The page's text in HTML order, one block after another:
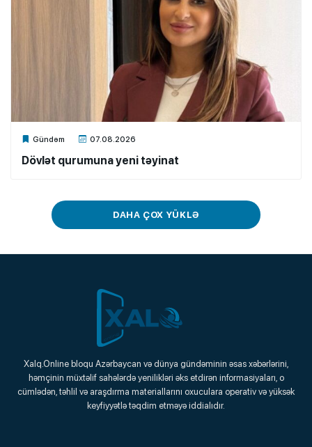
Gündəm 07.08.2026
Xalq.Online
Dövlət qurumuna yeni təyinat
DAHA ÇOX YÜKLƏ
Xalq.Online
Onlayn Platforma
Xalq.Online bloqu Azərbaycan və dünya gündəminin əsas xəbərlərini,
həmçinin müxtəlif sahələrdə yenilikləri əks etdirən informasiyaları, o
cümlədən, təhlil və araşdırma materiallarını oxuculara operativ və yüksək
keyfiyyətlə təqdim etməyə iddialıdır.